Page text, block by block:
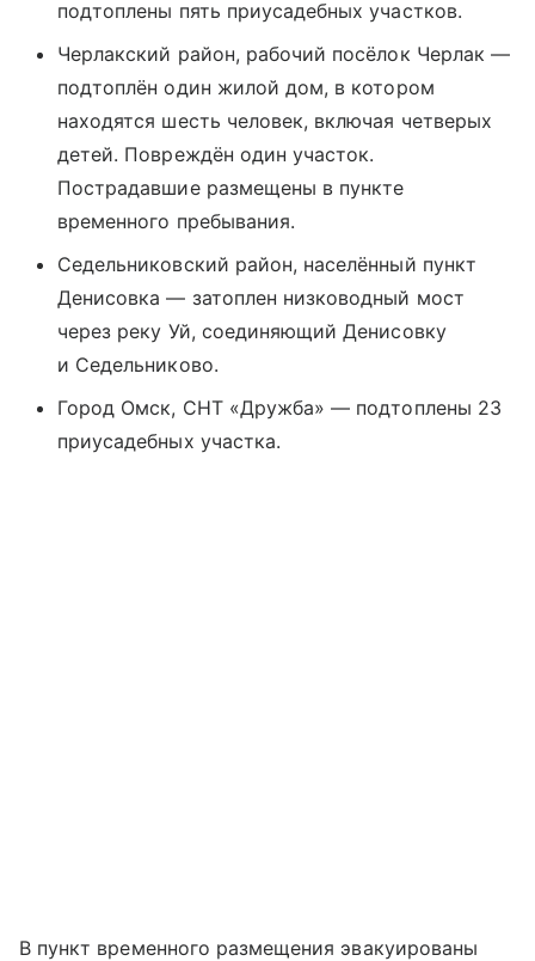
подтоплены пять приусадебных участков.
Черлакский район, рабочий посёлок Черлак —
подтоплён один жилой дом, в котором
находятся шесть человек, включая четверых
детей. Повреждён один участок.
Пострадавшие размещены в пункте
временного пребывания.
Седельниковский район, населённый пункт
Денисовка — затоплен низководный мост
через реку Уй, соединяющий Денисовку
и Седельниково.
Город Омск, СНТ «Дружба» — подтоплены 23
приусадебных участка.
В пункт временного размещения эвакуированы